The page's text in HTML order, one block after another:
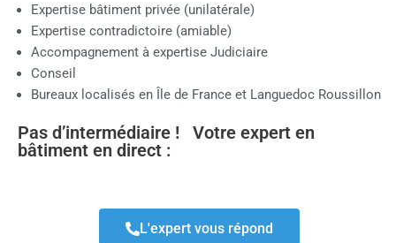
Expertise bâtiment privée (unilatérale)
Expertise contradictoire (amiable)
Accompagnement à expertise Judiciaire
Conseil
Bureaux localisés en Île de France et Languedoc Roussillon
Pas d’intermédiaire ! Votre expert en
bâtiment en direct :
L'expert vous répond